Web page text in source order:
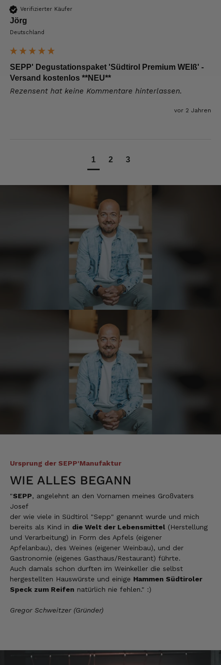
Verifizierter Käufer
Jörg
Deutschland
SEPP' Degustationspaket 'Südtirol Premium WEIß' -
Versand kostenlos **NEU**
Rezensent hat keine Kommentare hinterlassen.
vor 2 Jahren
1 2 3
Ursprung der SEPP'Manufaktur
WIE ALLES BEGANN
"SEPP, angelehnt an den Vornamen meines Großvaters
Josef
der wie viele in Südtirol "Sepp" genannt wurde und mich
bereits als Kind in die Welt der Lebensmittel (Herstellung
und Verarbeitung) in Form des Apfels (eigener
Apfelanbau), des Weines (eigener Weinbau), und der
Gastronomie (eigenes Gasthaus/Restaurant) führte.
Auch damals schon durften im Weinkeller die selbst
hergestellten Hauswürste und einige Hammen Südtiroler
Speck zum Reifen natürlich nie fehlen." :)
Gregor Schweitzer (Gründer)
Kerstin
Verifizierter Kunde
Die Produkte finde ich immer wieder sehr
gut, Bestelle sie wieder 😋
Verifizierter Kunde
Der Schinken ist unser Favorit. Einfach
köstlich und ruckzuck aufgegessen!!!!!!!
Deshalb haben wir einen Vorrat angelegt.
Ulrich Karl
Verifizierter Kunde
1 A Qualität, preiswert und schnell. Gern
wieder. Danke!
Verifizierter Kunde
Top Ware. Top Lieferung. Immer wieder👍
Silvia
Verifizierter Kunde
Schmeckt alles sehe lecker würde und werde
immer wieder bestellen. 👍🤤🤤❤️
7.8.2026
Ellen
7.8.2026